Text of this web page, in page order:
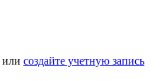
или создайте учетную запись